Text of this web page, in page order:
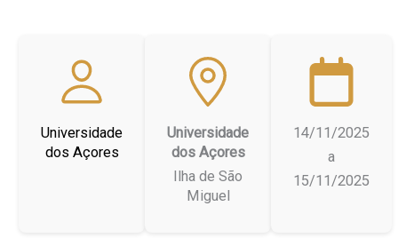
Universidade
dos Açores
Universidade
dos Açores
Ilha de São
Miguel
14/11/2025
a
15/11/2025